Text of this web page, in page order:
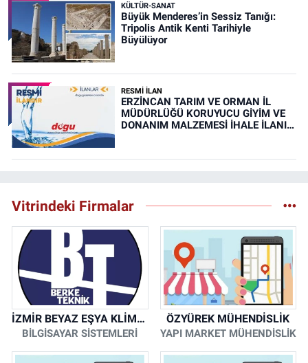
KÜLTÜR-SANAT
Büyük Menderes’in Sessiz Tanığı:
Tripolis Antik Kenti Tarihiyle
Büyülüyor
RESMİ İLAN
ERZİNCAN TARIM VE ORMAN İL
MÜDÜRLÜĞÜ KORUYUCU GİYİM VE
DONANIM MALZEMESİ İHALE İLANI
Vitrindeki Firmalar
İZMİR BEYAZ EŞYA KLİMA KOMBİ SERVİSİ
BİLGİSAYAR SİSTEMLERİ
ÖZYÜREK MÜHENDİSLİK
YAPI MARKET MÜHENDİSLİK